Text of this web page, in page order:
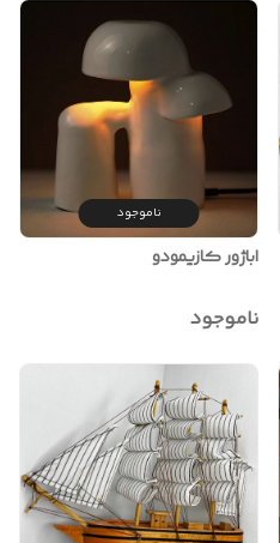
ناموجود
اباژور کازیمودو
ناموجود